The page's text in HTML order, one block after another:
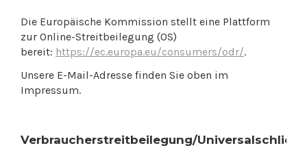
Die Europäische Kommission stellt eine Plattform
zur Online-Streitbeilegung (OS)
bereit: https://ec.europa.eu/consumers/odr/.
Unsere E-Mail-Adresse finden Sie oben im
Impressum.
Verbraucherstreitbeilegung/